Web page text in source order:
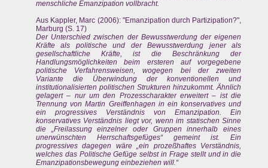
menschliche Emanzipation vollbracht.
Aus Kappler, Marc (2006): "Emanzipation durch Partizipation?",
Marburg (S. 17)
Der Unterschied zwischen der Bewusstwerdung der eigenen
Kräfte als politische und der Bewusstwerdung jener als
gesellschaftliche Kräfte, ist die Beschränkung der
Handlungsmöglichkeiten beim ersteren auf vorgegebene
politische Verfahrensweisen, wogegen bei der zweiten
Variante die Überwindung der konventionellen und
institutionalisierten politischen Strukturen hinzukommt. Ähnlich
gelagert – nur um den Prozesscharakter erweitert – ist die
Trennung von Martin Greiffenhagen in ein konservatives und
ein progressives Verständnis von Emanzipation. Ein
konservatives Verständnis liegt vor, wenn im statischen Sinne
die „Freilassung einzelner oder Gruppen innerhalb eines
unerwünschten Herrschaftsgefüges“ gemeint ist. Ein
progressives dagegen wäre „ein prozeßhaftes Verständnis,
welches das Politische Gefüge selbst in Frage stellt und in die
Emanzipationsbewegung einbeziehen will.“